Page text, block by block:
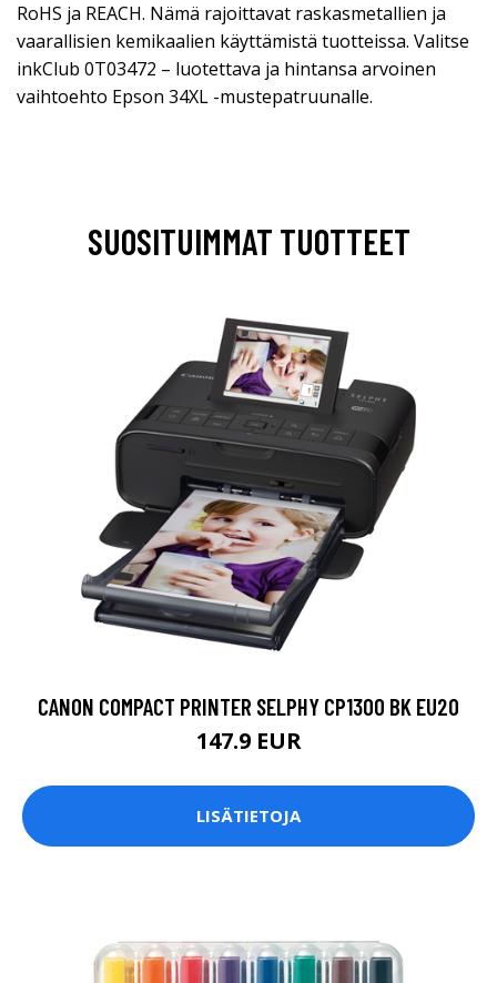
RoHS ja REACH. Nämä rajoittavat raskasmetallien ja
vaarallisien kemikaalien käyttämistä tuotteissa. Valitse
inkClub 0T03472 – luotettava ja hintansa arvoinen
vaihtoehto Epson 34XL -mustepatruunalle.
SUOSITUIMMAT TUOTTEET
CANON COMPACT PRINTER SELPHY CP1300 BK EU20
147.9 EUR
LISÄTIETOJA